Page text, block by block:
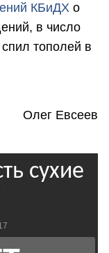
КБиДХ о
в число
тополей в
Олег Евсеев